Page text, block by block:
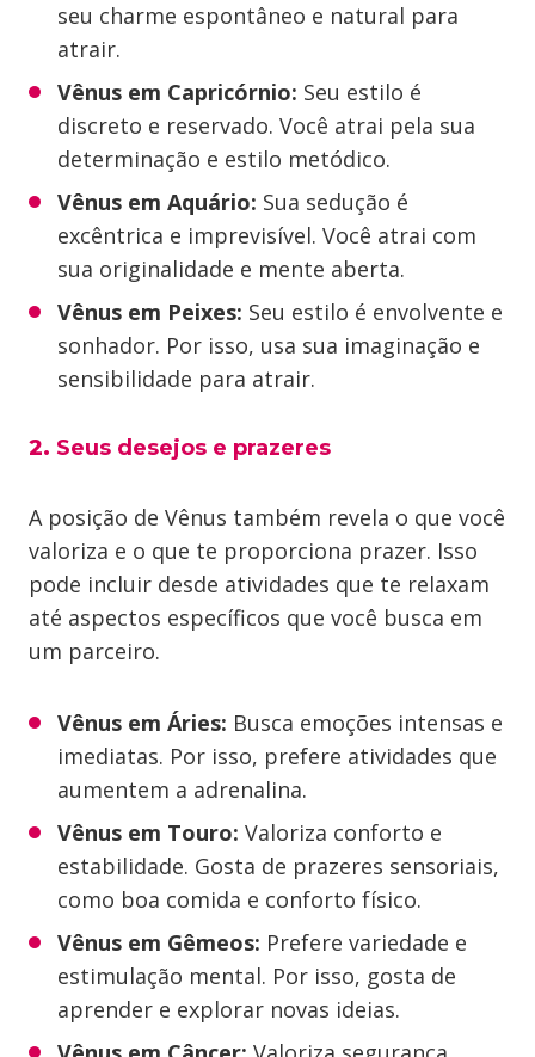
seu charme espontâneo e natural para
atrair.
Vênus em Capricórnio: Seu estilo é
discreto e reservado. Você atrai pela sua
determinação e estilo metódico.
Vênus em Aquário: Sua sedução é
excêntrica e imprevisível. Você atrai com
sua originalidade e mente aberta.
Vênus em Peixes: Seu estilo é envolvente e
sonhador. Por isso, usa sua imaginação e
sensibilidade para atrair.
2. Seus desejos e prazeres
A posição de Vênus também revela o que você
valoriza e o que te proporciona prazer. Isso
pode incluir desde atividades que te relaxam
até aspectos específicos que você busca em
um parceiro.
Vênus em Áries: Busca emoções intensas e
imediatas. Por isso, prefere atividades que
aumentem a adrenalina.
Vênus em Touro: Valoriza conforto e
estabilidade. Gosta de prazeres sensoriais,
como boa comida e conforto físico.
Vênus em Gêmeos: Prefere variedade e
estimulação mental. Por isso, gosta de
aprender e explorar novas ideias.